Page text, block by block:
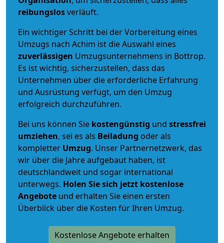
reibungslosverläuft.
Ein wichtiger Schritt bei der Vorbereitung eines
Umzugs nach Achim ist die Auswahl eines
zuverlässigen Umzugsunternehmens in Bottrop.
Es ist wichtig, sicherzustellen, dass das
Unternehmen über die erforderliche Erfahrung
und Ausrüstung verfügt, um den Umzug
erfolgreich durchzuführen.
Bei uns können Sie kostengünstig und stressfrei
umziehen, sei es als Beiladung oder als
kompletter Umzug. Unser Partnernetzwerk, das
wir über die Jahre aufgebaut haben, ist
deutschlandweit und sogar international
unterwegs. Holen Sie sich jetzt kostenlose
Angebote und erhalten Sie einen ersten
Überblick über die Kosten für Ihren Umzug.
Kostenlose Angebote erhalten